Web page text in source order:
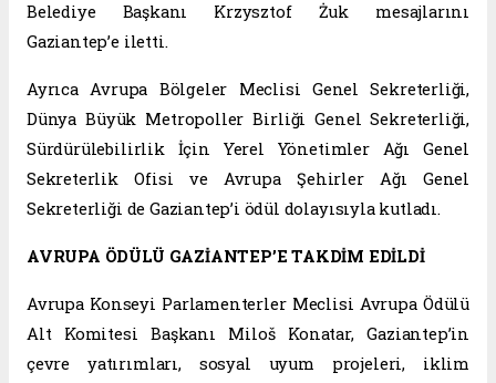
Belediye Başkanı Krzysztof Żuk mesajlarını
Gaziantep’e iletti.
Ayrıca Avrupa Bölgeler Meclisi Genel Sekreterliği,
Dünya Büyük Metropoller Birliği Genel Sekreterliği,
Sürdürülebilirlik İçin Yerel Yönetimler Ağı Genel
Sekreterlik Ofisi ve Avrupa Şehirler Ağı Genel
Sekreterliği de Gaziantep’i ödül dolayısıyla kutladı.
AVRUPA ÖDÜLÜ GAZİANTEP’E TAKDİM EDİLDİ
Avrupa Konseyi Parlamenterler Meclisi Avrupa Ödülü
Alt Komitesi Başkanı Miloš Konatar, Gaziantep’in
çevre yatırımları, sosyal uyum projeleri, iklim